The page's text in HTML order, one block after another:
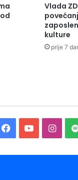
Vlada
kulture
prije 7
Facebook
YouTube